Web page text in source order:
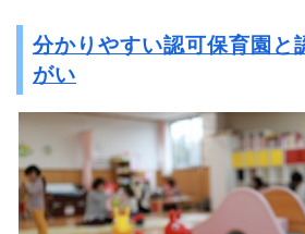
分かりやすい認可保育園と
がい